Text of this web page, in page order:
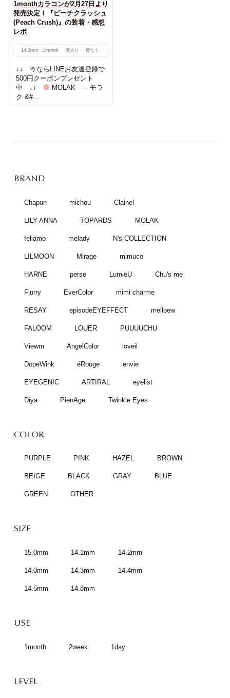
1monthカラコンが2月27日より
発売決定！『ピーチクラッシュ
(Peach Crush)』の装着・感想
レポ
14.2mm 1month 度入り 度なし
↓↓ 今ならLINEお友達登録で
500円クーポンプレゼント
中 ↓↓
MOLAK — モラ
ク &#...
BRAND
Chapun michou Clainel
LILY ANNA TOPARDS MOLAK
feliamo melady N's COLLECTION
LILMOON Mirage mimuco
HARNE perse LumieU Chu's me
Flurry EverColor mimi charme
RESAY episodeEYEFFECT melloew
FALOOM LOUER PUUUUCHU
Viewm AngelColor loveil
DopeWink éRouge envie
EYEGENIC ARTIRAL eyelist
Diya PienAge Twinkle Eyes
COLOR
PURPLE PINK HAZEL BROWN
BEIGE BLACK GRAY BLUE
GREEN OTHER
SIZE
15.0mm 14.1mm 14.2mm
14.0mm 14.3mm 14.4mm
14.5mm 14.8mm
USE
1month 2week 1day
LEVEL